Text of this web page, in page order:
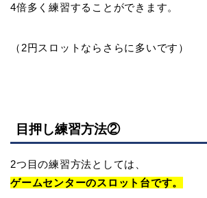
4倍多く練習することができます。
（2円スロットならさらに多いです）
目押し練習方法②
2つ目の練習方法としては、
ゲームセンターのスロット台です。